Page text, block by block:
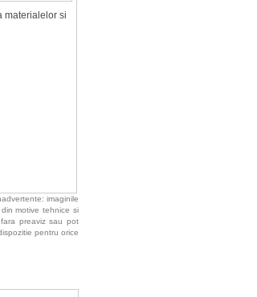
materialelor si
imaginile
motive tehnice si
preaviz sau pot
pentru orice